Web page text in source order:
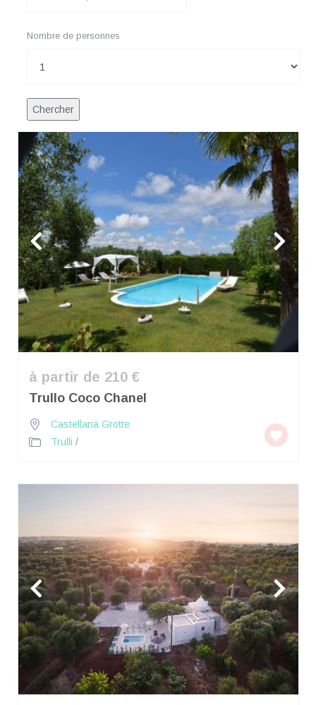
Nombre de personnes
à partir de 210 €
Trullo Coco Chanel
Castellana Grotte
Trulli /